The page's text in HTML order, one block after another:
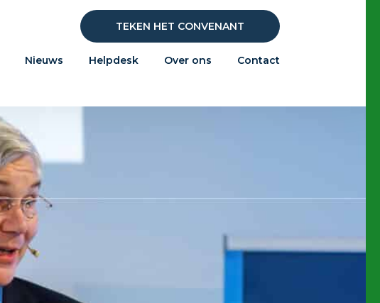
Nieuws Helpdesk Over ons Contact
TEKEN HET CONVENANT